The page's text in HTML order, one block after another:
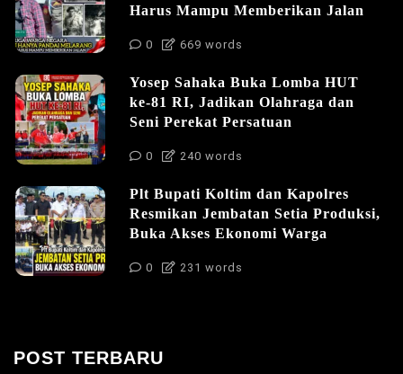
Harus Mampu Memberikan Jalan
0 669 words
Yosep Sahaka Buka Lomba HUT
ke-81 RI, Jadikan Olahraga dan
Seni Perekat Persatuan
0 240 words
Plt Bupati Koltim dan Kapolres
Resmikan Jembatan Setia Produksi,
Buka Akses Ekonomi Warga
0 231 words
POST TERBARU